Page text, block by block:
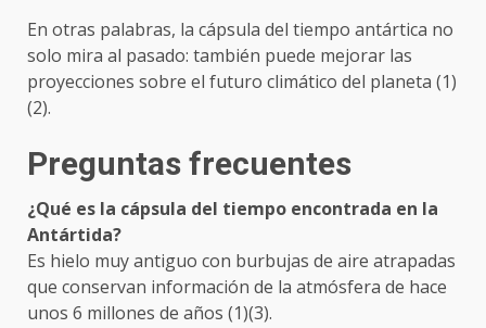
En otras palabras, la cápsula del tiempo antártica no
solo mira al pasado: también puede mejorar las
proyecciones sobre el futuro climático del planeta (1)
(2).
Preguntas frecuentes
¿Qué es la cápsula del tiempo encontrada en la
Antártida?
Es hielo muy antiguo con burbujas de aire atrapadas
que conservan información de la atmósfera de hace
unos 6 millones de años (1)(3).